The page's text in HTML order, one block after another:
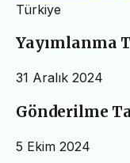
Türkiye
Yayımlanma
31 Aralık 2024
Gönderilme
5 Ekim 2024